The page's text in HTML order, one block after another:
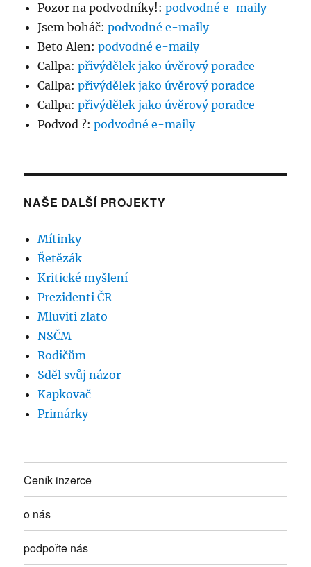
Pozor na podvodníky!:podvodné e-maily
Jsem boháč:podvodné e-maily
Beto Alen:podvodné e-maily
Callpa:přivýdělek jako úvěrový poradce
Callpa:přivýdělek jako úvěrový poradce
Callpa:přivýdělek jako úvěrový poradce
Podvod ?:podvodné e-maily
NAŠE DALŠÍ PROJEKTY
Mítinky
Řetězák
Kritické myšlení
Prezidenti ČR
Mluviti zlato
NSČM
Rodičům
Sděl svůj názor
Kapkovač
Primárky
Ceník inzerce
o nás
podpořte nás